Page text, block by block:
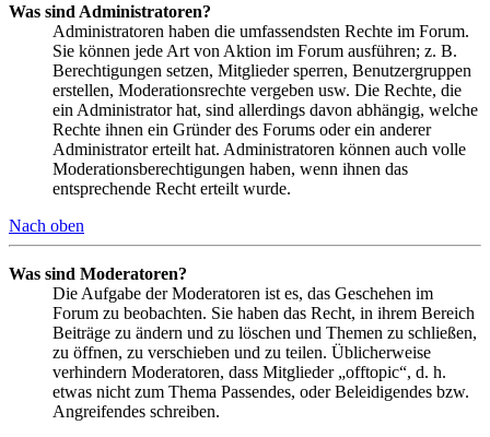
Was sind Administratoren?
Administratoren haben die umfassendsten Rechte im Forum.
Sie können jede Art von Aktion im Forum ausführen; z. B.
Berechtigungen setzen, Mitglieder sperren, Benutzergruppen
erstellen, Moderationsrechte vergeben usw. Die Rechte, die
ein Administrator hat, sind allerdings davon abhängig, welche
Rechte ihnen ein Gründer des Forums oder ein anderer
Administrator erteilt hat. Administratoren können auch volle
Moderationsberechtigungen haben, wenn ihnen das
entsprechende Recht erteilt wurde.
Nach oben
Was sind Moderatoren?
Die Aufgabe der Moderatoren ist es, das Geschehen im
Forum zu beobachten. Sie haben das Recht, in ihrem Bereich
Beiträge zu ändern und zu löschen und Themen zu schließen,
zu öffnen, zu verschieben und zu teilen. Üblicherweise
verhindern Moderatoren, dass Mitglieder „offtopic“, d. h.
etwas nicht zum Thema Passendes, oder Beleidigendes bzw.
Angreifendes schreiben.